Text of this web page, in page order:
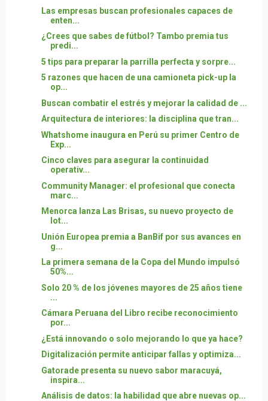
Las empresas buscan profesionales capaces de
enten...
¿Crees que sabes de fútbol? Tambo premia tus
predi...
5 tips para preparar la parrilla perfecta y sorpre...
5 razones que hacen de una camioneta pick-up la
op...
Buscan combatir el estrés y mejorar la calidad de ...
Arquitectura de interiores: la disciplina que tran...
Whatshome inaugura en Perú su primer Centro de
Exp...
Cinco claves para asegurar la continuidad
operativ...
Community Manager: el profesional que conecta
marc...
Menorca lanza Las Brisas, su nuevo proyecto de
lot...
Unión Europea premia a BanBif por sus avances en
g...
La primera semana de la Copa del Mundo impulsó
50%...
Solo 20 % de los jóvenes mayores de 25 años tiene
...
Cámara Peruana del Libro recibe reconocimiento
por...
¿Está innovando o solo mejorando lo que ya hace?
Digitalización permite anticipar fallas y optimiza...
Gatorade presenta su nuevo sabor maracuyá,
inspira...
Análisis de datos: la habilidad que abre nuevas op...